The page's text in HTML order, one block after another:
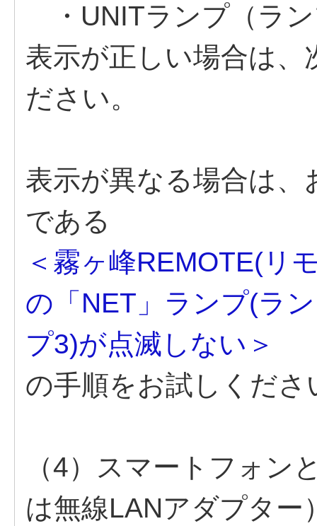
・UNITランプ（ラ
表示が正しい場合は
ださい。
表示が異なる場合は、
である
＜霧ヶ峰REMOTE(リ
の「NET」ランプ(ラ
プ3)が点滅しない＞
の手順をお試しくださ
（4）スマートフォン
は無線LANアダプター